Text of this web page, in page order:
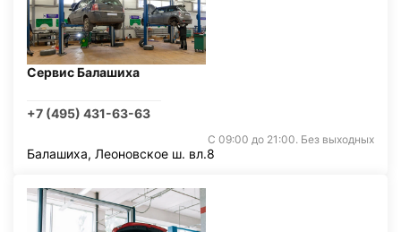
Сервис Балашиха
+7 (495) 431-63-63
С 09:00 до 21:00. Без выходных
Балашиха, Леоновское ш. вл.8